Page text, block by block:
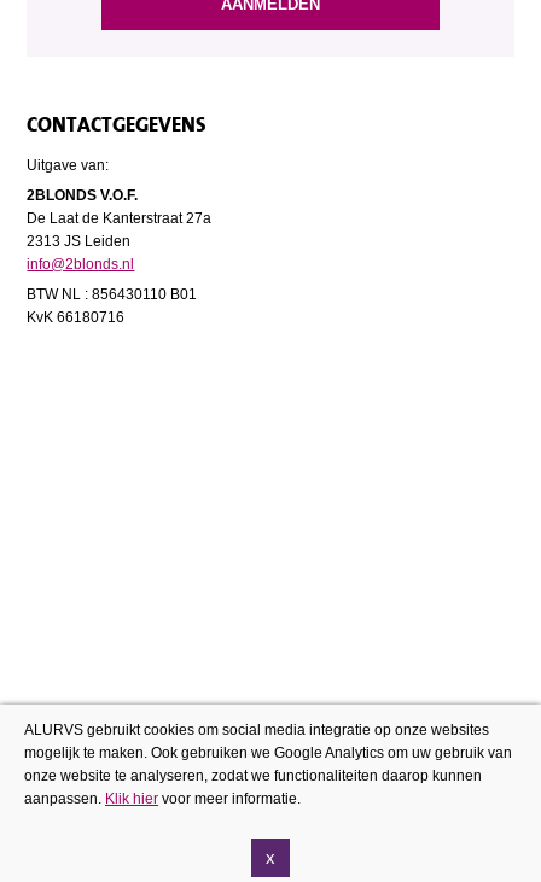
CONTACTGEGEVENS
Uitgave van:
2BLONDS V.O.F.
De Laat de Kanterstraat 27a
2313 JS Leiden
info@2blonds.nl
BTW NL : 856430110 B01
KvK 66180716
ALURVS gebruikt cookies om social media integratie op onze websites
mogelijk te maken. Ook gebruiken we Google Analytics om uw gebruik van
onze website te analyseren, zodat we functionaliteiten daarop kunnen
aanpassen. Klik hier voor meer informatie.
x